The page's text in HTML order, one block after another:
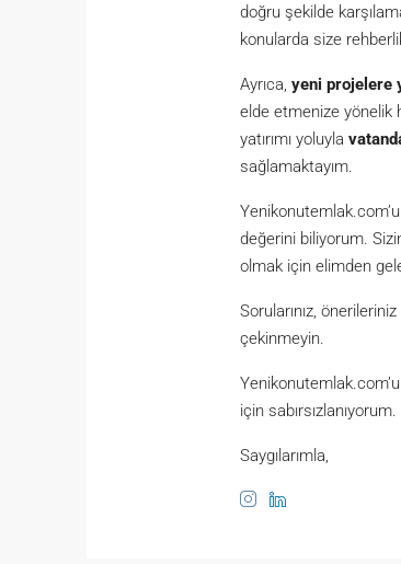
doğru şekilde
konularda size
Ayrıca, yeni projelere
elde etmenize yönelik
yatırımı yoluyla
sağlamaktayım.
değerini biliyorum.
olmak için elimden
Sorularınız,
çekinmeyin.
için sabırsızlanıyorum.
Saygılarımla,